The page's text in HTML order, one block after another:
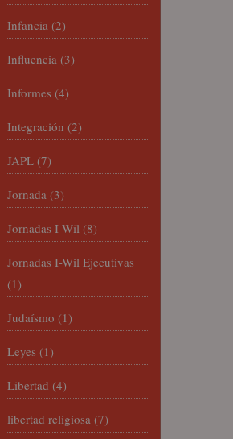
Infancia (2)
Influencia (3)
Informes (4)
Integración (2)
JAPL (7)
Jornada (3)
Jornadas I-Wil (8)
Jornadas I-Wil Ejecutivas
(1)
Judaísmo (1)
Leyes (1)
Libertad (4)
libertad religiosa (7)